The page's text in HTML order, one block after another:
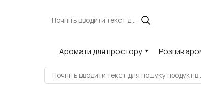
Аромати для простору Розпив